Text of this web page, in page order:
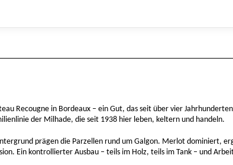
Recougne in Bordeaux – ein Gut, das seit über vier
der Milhade, die seit 1938 hier leben, keltern und handeln.
prägen die Parzellen rund um Galgon. Merlot dominiert,
Ein kontrollierter Ausbau – teils im Holz, teils im Tank – und